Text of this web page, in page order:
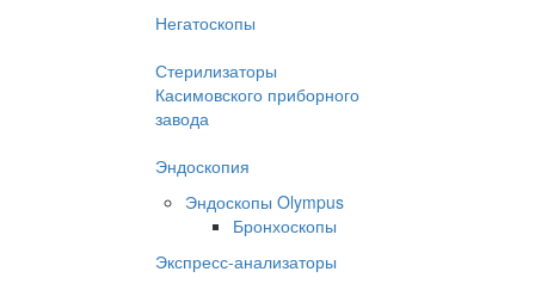
Негатоскопы
Стерилизаторы
Касимовского приборного
завода
Эндоскопия
Эндоскопы Olympus
Бронхоскопы
Экспресс-анализаторы